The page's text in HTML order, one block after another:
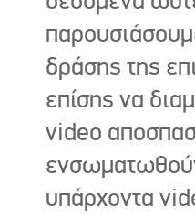
δράσης της
επίσης να
video
υπάρχοντα